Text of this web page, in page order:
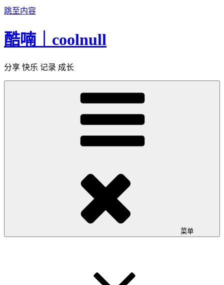
跳至内容
酷喃｜coolnull
分享 快乐 记录 成长
菜单